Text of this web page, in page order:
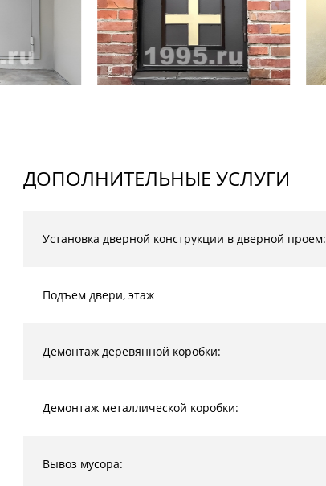
ДОПОЛНИТЕЛЬНЫЕ УСЛУГИ
Установка дверной конструкции в дверной проем:
Подъем двери, этаж
Демонтаж деревянной коробки:
Демонтаж металлической коробки:
Вывоз мусора: